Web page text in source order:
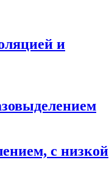
и
с низкой